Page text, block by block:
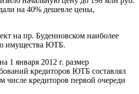
на 40% дешевле цены,
на пр. Буденновском наиболее
имущества ЮТБ.
1 января 2012 г. размер
кредиторов ЮТБ составлял
числе кредиторов первой очереди